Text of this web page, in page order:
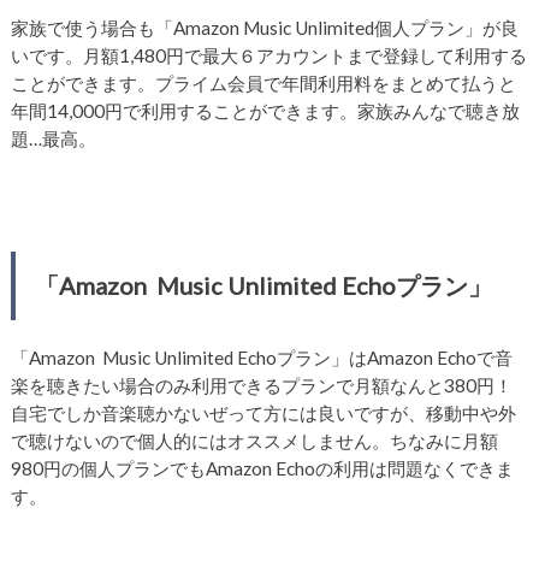
家族で使う場合も「Amazon Music Unlimited個人プラン」が良
いです。月額1,480円で最大６アカウントまで登録して利用する
ことができます。プライム会員で年間利用料をまとめて払うと
年間14,000円で利用することができます。家族みんなで聴き放
題…最高。
「Amazon Music Unlimited Echoプラン」
「Amazon Music Unlimited Echoプラン」はAmazon Echoで音
楽を聴きたい場合のみ利用できるプランで月額なんと380円！
自宅でしか音楽聴かないぜって方には良いですが、移動中や外
で聴けないので個人的にはオススメしません。ちなみに月額
980円の個人プランでもAmazon Echoの利用は問題なくできま
す。